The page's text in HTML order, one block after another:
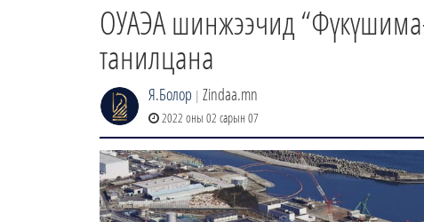
ОУАЭА шинжээчид
танилцана
Я.Болор | Zindaa.mn
2022 оны 02 сарын 07